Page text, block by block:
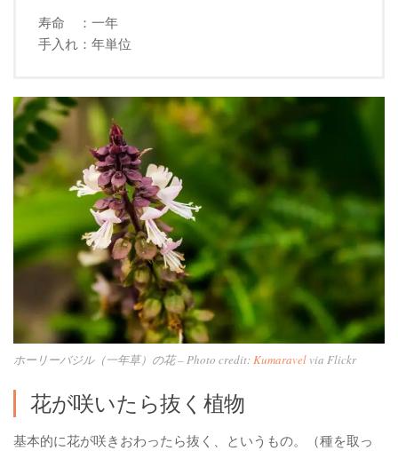
寿命 ：一年
手入れ：年単位
ホーリーバジル（一年草）の花 – Photo credit:Kumaravel via Flickr
花が咲いたら抜く植物
基本的に花が咲きおわったら抜く、というもの。（種を取っ